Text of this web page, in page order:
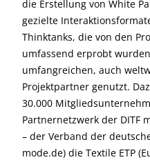
die Erstellung von White
gezielte
Thinktanks, die von den
umfassend erprobt
umfangreichen, auch
Projektpartner genutzt.
30.000
Partnernetzwerk der DITF
– der Verband der
mode.de) die Textile ETP